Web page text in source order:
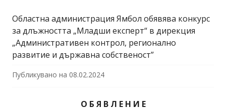
Областна администрация Ямбол обявява конкурс
за длъжността „Младши експерт“ в дирекция
„Административен контрол, регионално
развитие и държавна собственост”
Публикувано на 08.02.2024
О Б Я В Л Е Н И Е